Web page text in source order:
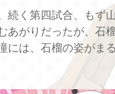
続く第四試合、もず
あがりだったが、石
には、石榴の姿がま